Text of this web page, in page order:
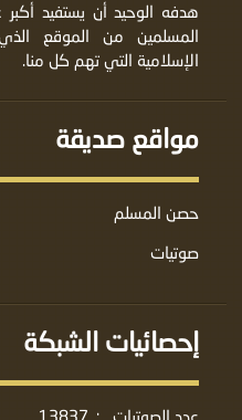
هدفه الوحيد أن يستفيد
المسلمين من الموقع
الإسلامية التي تهم كل منا.
مواقع صديقة
حصن المسلم
صوتيات
إحصائيات الشبكة
عدد الصوتيات :
13837